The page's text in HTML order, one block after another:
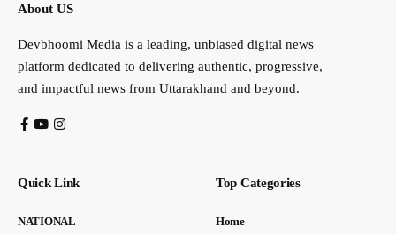
About US
Devbhoomi Media is a leading, unbiased digital news
platform dedicated to delivering authentic, progressive,
and impactful news from Uttarakhand and beyond.
Quick Link
NATIONAL
Top Categories
Home